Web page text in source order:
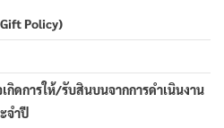
Policy)
กิดการให้/รับสินบนจากการดำเนินงาน
จำปี